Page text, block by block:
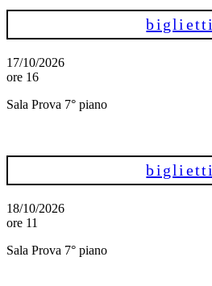
biglietti
17/10/2026
ore 16
Sala Prova 7° piano
biglietti
18/10/2026
ore 11
Sala Prova 7° piano